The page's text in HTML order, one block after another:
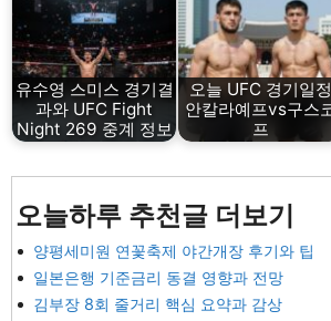
유수영 스미스 경기결
과와 UFC Fight
Night 269 중계 정보
오늘 UFC 경기일정
안칼라예프vs구스
프
오늘하루 추천글 더보기
양평세미원 연꽃축제 야간개장 후기와 팁
일본은행 기준금리 동결 영향과 전망
김부장 8회 줄거리 핵심 요약과 감상